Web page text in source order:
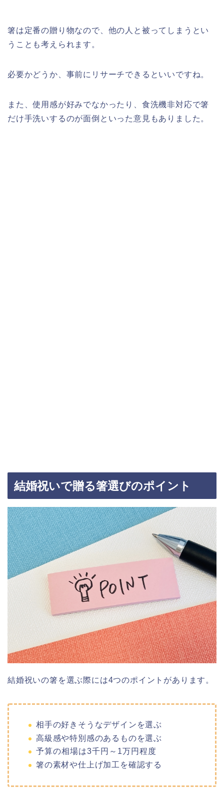
箸は定番の贈り物なので、他の人と被ってしまうとい
うことも考えられます。
必要かどうか、 事前にリサーチできるといいですね。
また、使用感が好みでなかったり、食洗機非対応で箸
だけ手洗いするのが面倒といった意見もありました。
結婚祝いで贈る箸選びのポイント
結婚祝いの箸を選ぶ際には4つのポイントがあります。
相手の好きそうなデザインを選ぶ
高級感や特別感のあるものを選ぶ
予算の相場は3千円～1万円程度
箸の素材や仕上げ加工を確認する